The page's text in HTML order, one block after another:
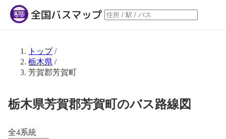
トップ/
栃木県 /
芳賀郡芳賀町
栃木県芳賀郡芳賀町のバス路線図
全4系統